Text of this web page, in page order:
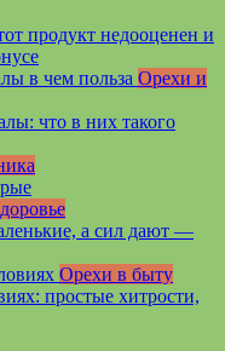
продукт недооценен и
Орехи и
что в них такого
а сил дают —
Орехи в быту
простые хитрости,